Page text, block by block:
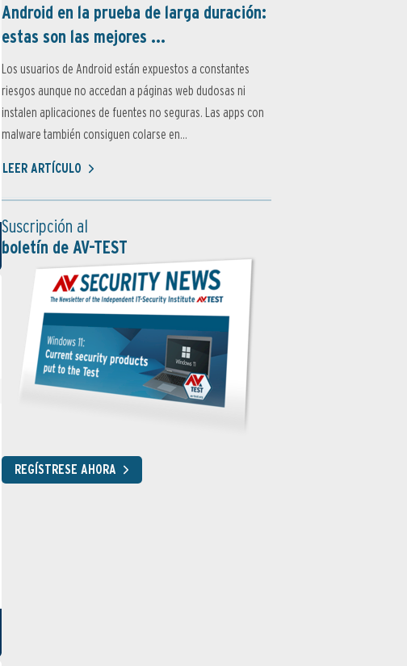
Android en la prueba de larga duración:
estas son las mejores ...
Los usuarios de Android están expuestos a constantes
riesgos aunque no accedan a páginas web dudosas ni
instalen aplicaciones de fuentes no seguras. Las apps con
malware también consiguen colarse en...
LEER ARTÍCULO
Suscripción al
boletín de AV-TEST
REGÍSTRESE AHORA